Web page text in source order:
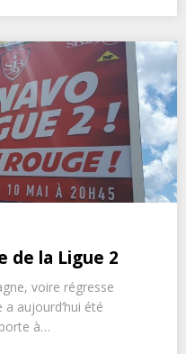
de la Ligue 2
voire régresse
a aujourd’hui été
à…